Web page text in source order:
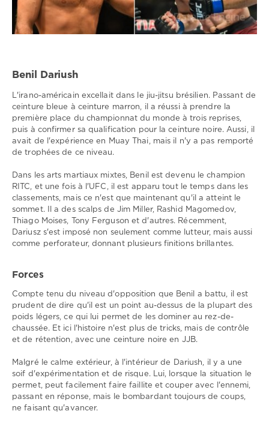
Benil Dariush
L'irano-américain excellait dans le jiu-jitsu brésilien. Passant de
ceinture bleue à ceinture marron, il a réussi à prendre la
première place du championnat du monde à trois reprises,
puis à confirmer sa qualification pour la ceinture noire. Aussi, il
avait de l'expérience en Muay Thai, mais il n'y a pas remporté
de trophées de ce niveau.
Dans les arts martiaux mixtes, Benil est devenu le champion
RITC, et une fois à l'UFC, il est apparu tout le temps dans les
classements, mais ce n'est que maintenant qu'il a atteint le
sommet. Il a des scalps de Jim Miller, Rashid Magomedov,
Thiago Moises, Tony Ferguson et d'autres. Récemment,
Dariusz s'est imposé non seulement comme lutteur, mais aussi
comme perforateur, donnant plusieurs finitions brillantes.
Forces
Compte tenu du niveau d'opposition que Benil a battu, il est
prudent de dire qu'il est un point au-dessus de la plupart des
poids légers, ce qui lui permet de les dominer au rez-de-
chaussée. Et ici l'histoire n'est plus de tricks, mais de contrôle
et de rétention, avec une ceinture noire en JJB.
Malgré le calme extérieur, à l'intérieur de Dariush, il y a une
soif d'expérimentation et de risque. Lui, lorsque la situation le
permet, peut facilement faire faillite et couper avec l'ennemi,
passant en réponse, mais le bombardant toujours de coups,
ne faisant qu'avancer.